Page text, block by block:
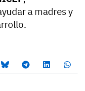
a madres y